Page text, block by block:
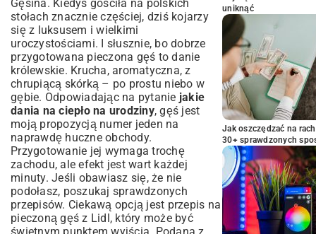
Gęsina. Kiedyś gościła na polskich
stołach znacznie częściej, dziś kojarzy
się z luksusem i wielkimi
uroczystościami. I słusznie, bo dobrze
przygotowana pieczona gęś to danie
królewskie. Krucha, aromatyczna, z
chrupiącą skórką – po prostu niebo w
gębie. Odpowiadając na pytanie jakie
dania na ciepło na urodziny, gęś jest
moją propozycją numer jeden na
naprawdę huczne obchody.
Przygotowanie jej wymaga trochę
zachodu, ale efekt jest wart każdej
minuty. Jeśli obawiasz się, że nie
podołasz, poszukaj sprawdzonych
przepisów. Ciekawą opcją jest przepis na
pieczoną gęś z Lidl, który może być
uniknąć
Jak oszczędzać na
30+ sprawdzonych